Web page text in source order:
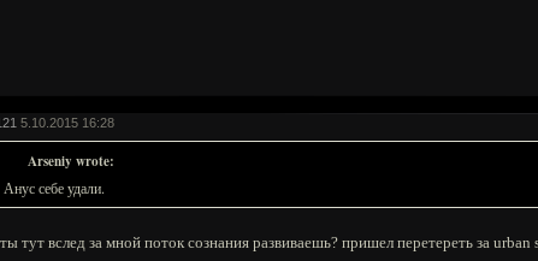
5.10.2015 16:28
Arseniy wrote:
Анус себе удали.
тут вслед за мной поток сознания развиваешь? пришел перетереть за